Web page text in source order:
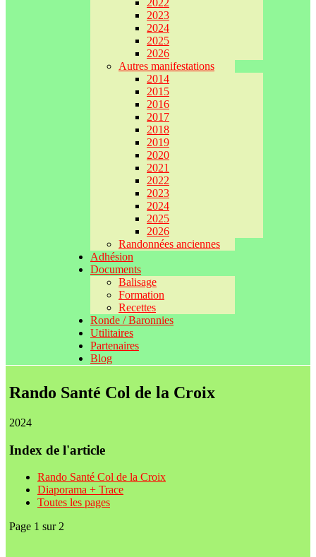
2022
2023
2024
2025
2026
Autres manifestations
2014
2015
2016
2017
2018
2019
2020
2021
2022
2023
2024
2025
2026
Randonnées anciennes
Adhésion
Documents
Balisage
Formation
Recettes
Ronde / Baronnies
Utilitaires
Partenaires
Blog
Rando Santé Col de la Croix
2024
Index de l'article
Rando Santé Col de la Croix
Diaporama + Trace
Toutes les pages
Page 1 sur 2